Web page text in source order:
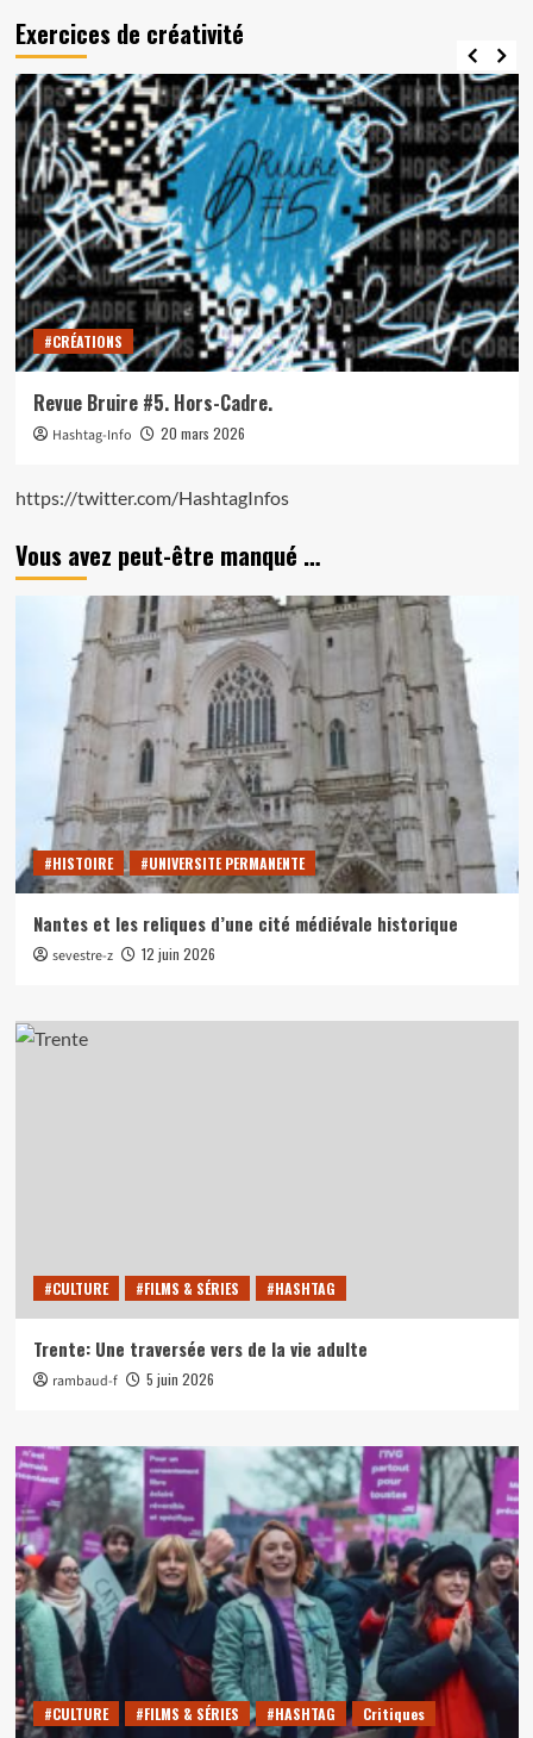
Exercices de créativité
#CRÉATIONS
Revue Bruire #5. Hors-Cadre.
Hashtag-Info 20 mars 2026
https://twitter.com/HashtagInfos
Vous avez peut-être manqué …
#HISTOIRE #UNIVERSITE PERMANENTE
Nantes et les reliques d’une cité médiévale historique
sevestre-z 12 juin 2026
#CULTURE #FILMS & SÉRIES #HASHTAG
Trente: Une traversée vers de la vie adulte
rambaud-f 5 juin 2026
#CULTURE #FILMS & SÉRIES #HASHTAG Critiques